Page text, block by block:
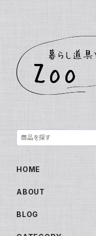
HOME
ABOUT
BLOG